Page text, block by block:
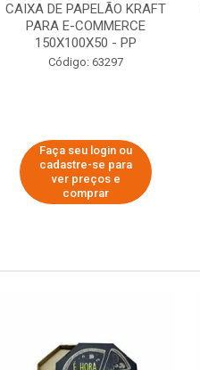
CAIXA DE PAPELÃO KRAFT
PARA E-COMMERCE
150X100X50 - PP
Código: 63297
Faça seu login ou
cadastre-se para
ver preços e
comprar